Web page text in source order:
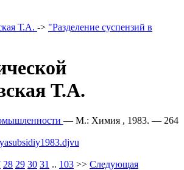
Т.А. -> "Разделение суспензий в
Т.А.
— М.: Химия , 1983. — 264
28 29 30 31 .. 103 >> Следующая